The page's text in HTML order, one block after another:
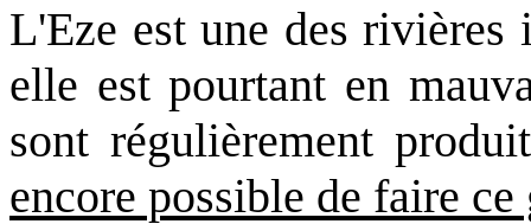
L'Eze est une des
elle est pourtant en
sont régulièrement
encore possible de faire